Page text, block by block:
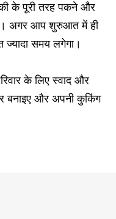
के पूरी तरह पकने और
अगर आप शुरुआत में ही
ज्यादा समय लगेगा।
के लिए स्वाद और
बनाइए और अपनी कुकिंग